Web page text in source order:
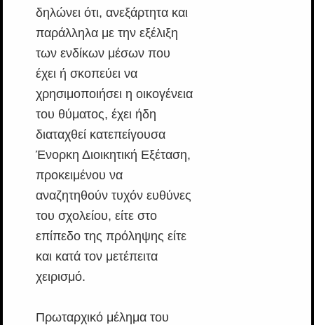
δηλώνει ότι, ανεξάρτητα και
παράλληλα με την εξέλιξη
των ενδίκων μέσων που
έχει ή σκοπεύει να
χρησιμοποιήσει η οικογένεια
του θύματος, έχει ήδη
διαταχθεί κατεπείγουσα
Ένορκη Διοικητική Εξέταση,
προκειμένου να
αναζητηθούν τυχόν ευθύνες
του σχολείου, είτε στο
επίπεδο της πρόληψης είτε
και κατά τον μετέπειτα
χειρισμό.
Πρωταρχικό μέλημα του